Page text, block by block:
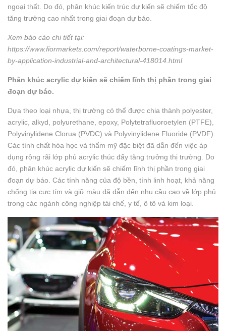
ngoại thất. Do đó, phân khúc kiến ​​trúc dự kiến ​​sẽ chiếm tốc độ
tăng trưởng cao nhất trong giai đoạn dự báo.
Xem báo cáo chi tiết tại:
https://www.fiormarkets.com/report/waterborne-coatings-market-
by-application-industrial-and-architectural-418014.html
Phân khúc acrylic dự kiến ​​sẽ chiếm lĩnh thị phần trong giai
đoạn dự báo.
Dựa theo loại nhựa, thị trường có thể được chia thành polyester,
acrylic, alkyd, polyurethane, epoxy, Polytetrafluoroetylen (PTFE),
Polyvinylidene Clorua (PVDC) và Polyvinylidene Fluoride (PVDF).
Các tính chất hóa học và thẩm mỹ đặc biệt đã dẫn đến việc áp
dụng rộng rãi lớp phủ acrylic thúc đẩy tăng trưởng thị trường. Do
đó, phân khúc acrylic dự kiến ​​sẽ chiếm lĩnh thị phần trong giai
đoạn dự báo. Các tính năng của độ bền, tính linh hoạt, khả năng
chống tia cực tím và giữ màu đã dẫn đến nhu cầu cao về lớp phủ
trong các ngành công nghiệp tái chế, y tế, ô tô và kim loại.